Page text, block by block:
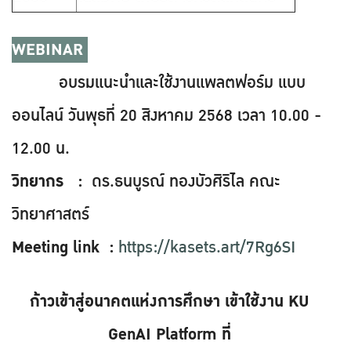
WEBINAR
อบรมแนะนำและใช้งานแพลตฟอร์ม แบบ
ออนไลน์ วันพุธที่ 20 สิงหาคม 2568 เวลา 10.00 -
12.00 น.
วิทยากร : ดร.ธนบูรณ์ ทองบัวศิริไล คณะ
วิทยาศาสตร์
Meeting link : https://kasets.art/7Rg6SI
ก้าวเข้าสู่อนาคตแห่งการศึกษา เข้าใช้งาน KU
GenAI Platform ที่